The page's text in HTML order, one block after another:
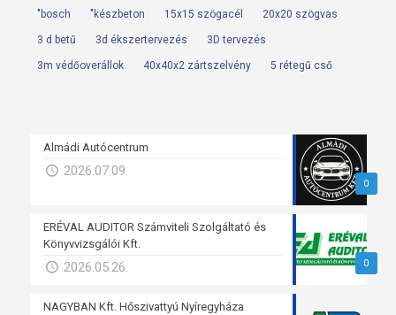
"bosch "készbeton 15x15 szögacél 20x20 szögvas
3 d betű 3d ékszertervezés 3D tervezés
3m védőoverállok 40x40x2 zártszelvény 5 rétegű cső
0
Almádi Autócentrum
2026.07.09.
0
ERÉVAL AUDITOR Számviteli Szolgáltató és
Könyvvizsgálói Kft.
2026.05.26.
NAGYBAN Kft. Hőszivattyú Nyíregyháza